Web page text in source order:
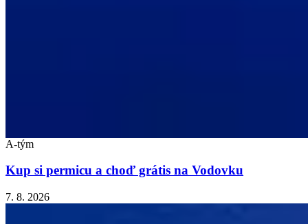
A-tým
Kup si permicu a choď grátis na Vodovku
7. 8. 2026